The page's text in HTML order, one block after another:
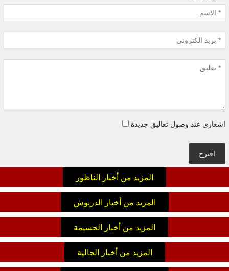
اشعاري عند وصول تعاليق جديدة
اقترح
المزيد من أخبار الناظور
المزيد من أخبار الدريوش
المزيد من أخبار الحسيمة
المزيد من أخبار الجالية